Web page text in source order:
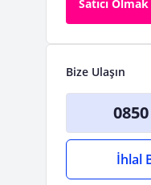
Satıcı
Bize Ulaşın
İhlal